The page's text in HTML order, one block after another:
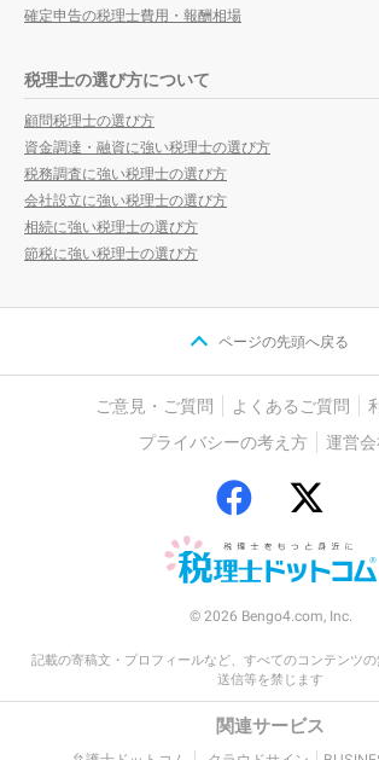
確定申告の税理士費用・報酬相場
税理士の選び方について
顧問税理士の選び方
資金調達・融資に強い税理士の選び方
税務調査に強い税理士の選び方
会社設立に強い税理士の選び方
相続に強い税理士の選び方
節税に強い税理士の選び方
ページの先頭へ戻る
ご意見・ご質問 よくあるご質問
プライバシーの考え方
運営会
© 2026 Bengo4.com, Inc.
記載の寄稿文・プロフィールなど、すべてのコンテンツ
送信等を禁じます
関連サービス